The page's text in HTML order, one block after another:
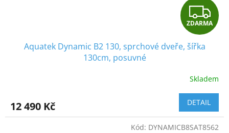
Z
D
R
M
A
ZDARMA
Aquatek Dynamic B2 130, sprchové dveře, šířka
130cm, posuvné
Skladem
12 490 Kč DETAIL
Kód: DYNAMICB8SAT8562